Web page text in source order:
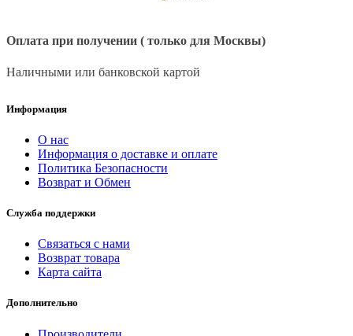
Оплата при получении ( только для Москвы)
Наличными или банковской картой
Информация
О нас
Информация о доставке и оплате
Политика Безопасности
Возврат и Обмен
Служба поддержки
Связаться с нами
Возврат товара
Карта сайта
Дополнительно